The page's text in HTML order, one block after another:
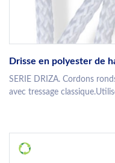
Drisse en polyester de
SERIE DRIZA. Cordons
avec tressage